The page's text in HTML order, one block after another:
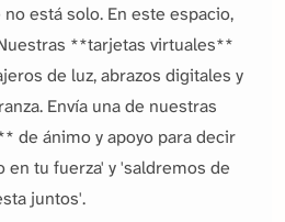
está solo. En este espacio,
**tarjetas virtuales**
de luz, abrazos digitales y
Envía una de nuestras
de ánimo y apoyo para decir
en tu fuerza' y 'saldremos de
juntos'.